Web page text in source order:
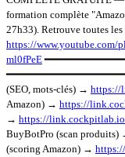
formation complète
27h33). Retrouve toutes
https://www.youtube.com/
ml0fPeE
(SEO, mots-clés) → https://
Amazon) → https://
→ https://
BuyBotPro (scan produits)
(scoring Amazon) →